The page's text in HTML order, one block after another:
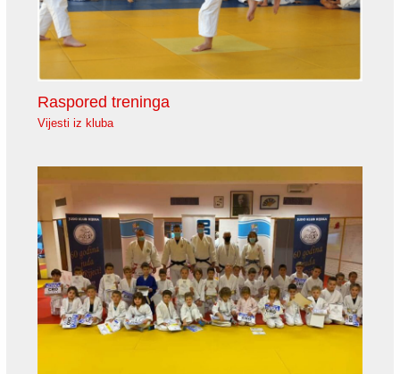
Raspored treninga
Vijesti iz kluba